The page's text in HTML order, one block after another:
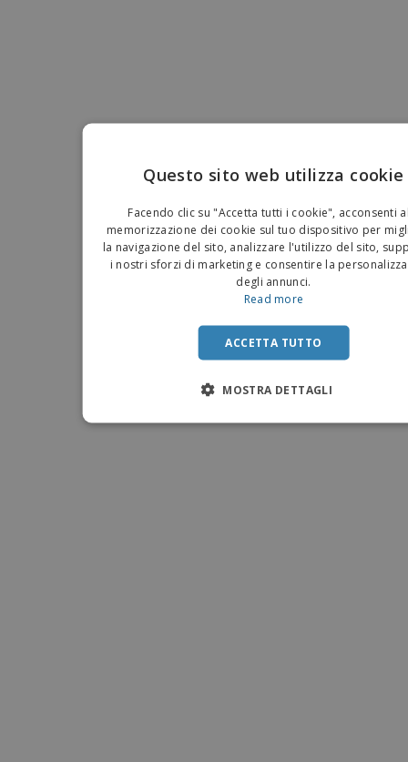
Questo sito web utilizza cookie
Facendo clic su "Accetta tutti i cookie", acconsenti
memorizzazione dei cookie sul tuo dispositivo per
la navigazione del sito, analizzare l'utilizzo del sito,
i nostri sforzi di marketing e consentire la
degli annunci.
Read more
ACCETTA TUTTO
MOSTRA DETTAGLI